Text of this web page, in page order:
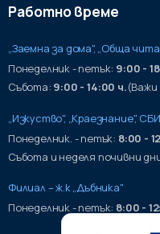
Работно време
„Заемна за дома", „Обща
Понеделник - петък: 9:00 -
Събота: 9:00 - 14:00 ч.(Важи
„Изкуство", „Краезнание",
Понеделник. - петък: 8:00 -
Събота и неделя почивни
Филиал – ж.к „Дъбника"
Понеделник - петък: 8:00 -